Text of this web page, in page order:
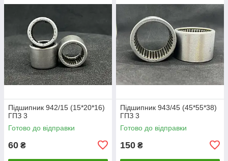
Підшипник 942/15 (15*20*16)
ГПЗ 3
Готово до відправки
60 ₴
Підшипник 943/45 (45*55*38)
ГПЗ 3
Готово до відправки
150 ₴